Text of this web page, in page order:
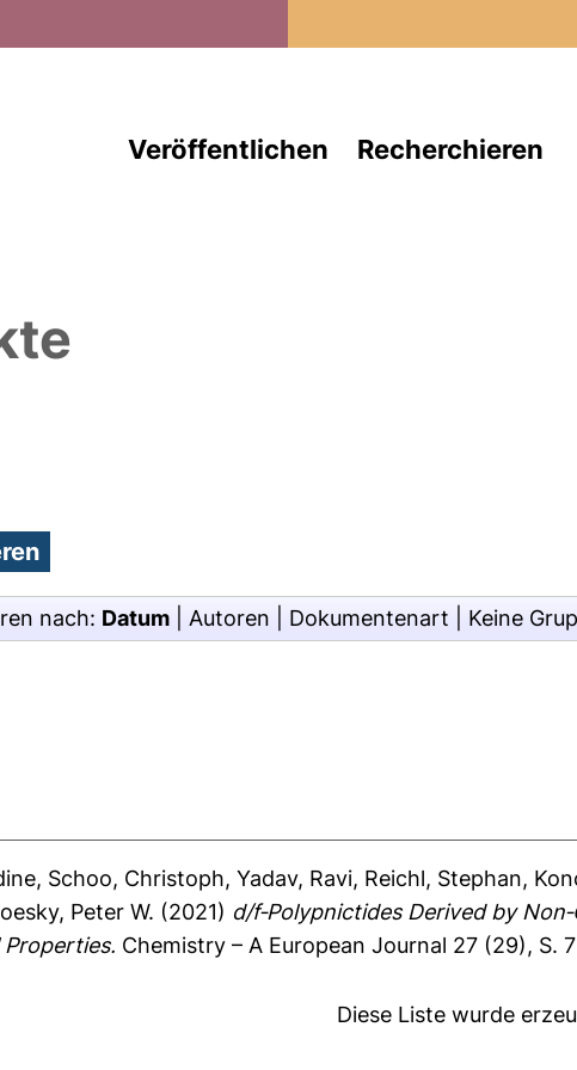
Veröffentlichen Recherchieren
nach: Datum Autoren Dokumentenart Keine
, Schoo, Christoph,Yadav, Ravi, Reichl, Stephan,
Peter W. (2021) d/f‐Polypnictides Derived by
Chemistry – A European Journal 27 (29), S.
Diese Liste wurde